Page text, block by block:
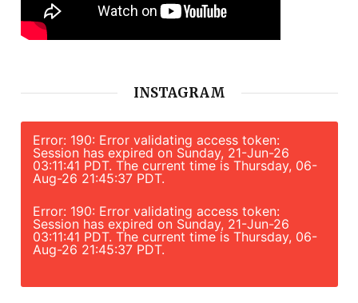
INSTAGRAM
Error: 190: Error validating access token:
Session has expired on Sunday, 21-Jun-26
03:11:41 PDT. The current time is Thursday, 06-
Aug-26 21:45:37 PDT.
Error: 190: Error validating access token:
Session has expired on Sunday, 21-Jun-26
03:11:41 PDT. The current time is Thursday, 06-
Aug-26 21:45:37 PDT.